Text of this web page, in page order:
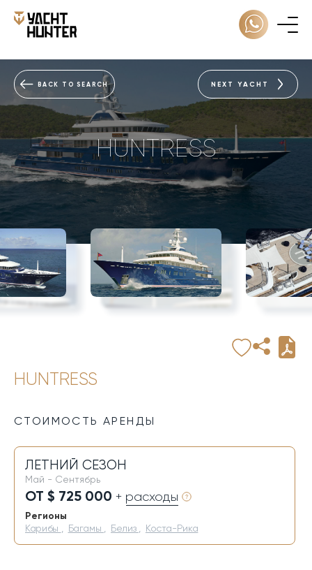
BACK TO SEARCH NEXT YACHT
HUNTRESS
HUNTRESS
СТОИМОСТЬ АРЕНДЫ
ЛЕТНИЙ СЕЗОН
Май - Сентябрь
ОТ $ 725 000 + расходы
Регионы
Карибы Багамы Белиз Коста-Рика